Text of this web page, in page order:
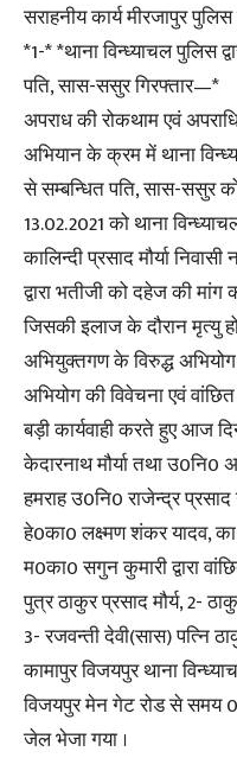
सराहनीय कार्य मीरजापुर
*1-* *थाना विन्ध्याचल पुलिस
पति, सास-ससुर गिरफ्तार—*
अपराध की रोकथाम एवं
अभियान के क्रम में थाना
से सम्बन्धित पति, सास-ससुर
13.02.2021 को थाना
कालिन्दी प्रसाद मौर्या
द्वारा भतीजी को दहेज की
जिसकी इलाज के दौरान मृत्यु
अभियुक्तगण के विरुद्ध
अभियोग की विवेचना एवं
बड़ी कार्यवाही करते हुए आज
केदारनाथ मौर्या तथा उ0नि0
हमराह उ0नि0 राजेन्द्र
हे0का0 लक्ष्मण शंकर यादव,
म0का0 सगुन कुमारी द्वारा
पुत्र ठाकुर प्रसाद मौर्य, 2-
3- रजवन्ती देवी(सास) पत्नि
कामापुर विजयपुर थाना
विजयपुर मेन गेट रोड से समय
जेल भेजा गया ।